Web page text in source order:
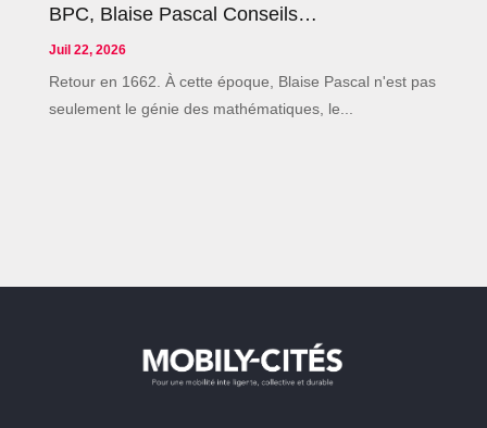
BPC, Blaise Pascal Conseils…
Juil 22, 2026
Retour en 1662. À cette époque, Blaise Pascal n'est pas
seulement le génie des mathématiques, le...